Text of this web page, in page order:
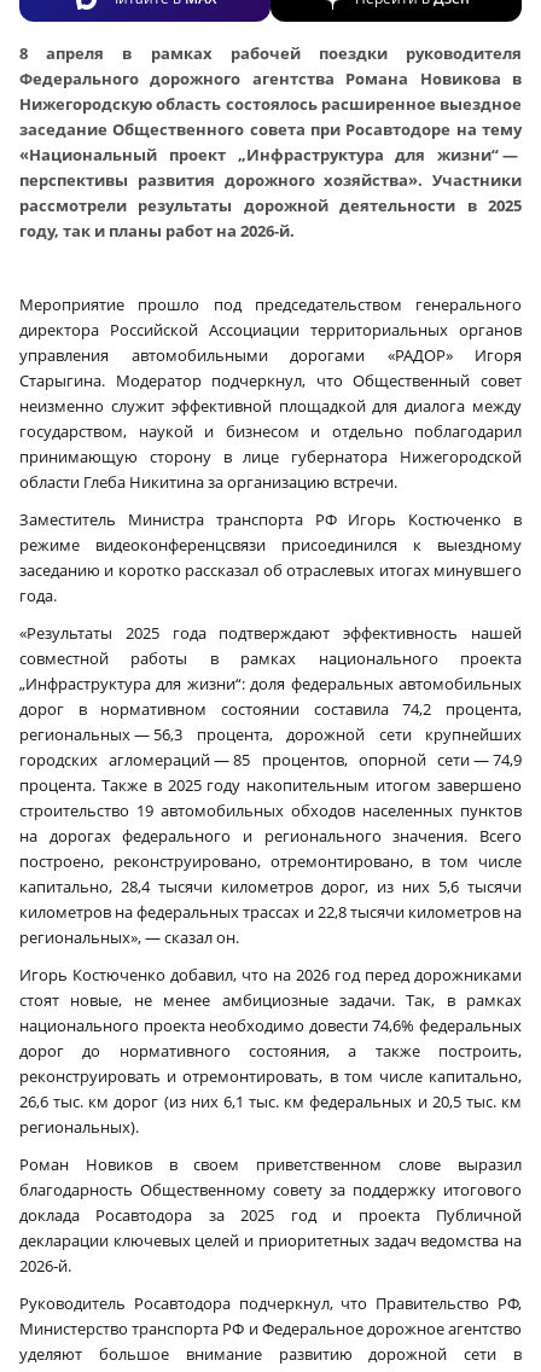
8 апреля в рамках рабочей поездки руководителя
Федерального дорожного агентства Романа Новикова в
Нижегородскую область состоялось расширенное выездное
заседание Общественного совета при Росавтодоре на тему
«Национальный проект „Инфраструктура для жизни“ —
перспективы развития дорожного хозяйства». Участники
рассмотрели результаты дорожной деятельности в 2025
году, так и планы работ на 2026‑й.
Мероприятие прошло под председательством генерального
директора Российской Ассоциации территориальных органов
управления автомобильными дорогами «РАДОР» Игоря
Старыгина. Модератор подчеркнул, что Общественный совет
неизменно служит эффективной площадкой для диалога между
государством, наукой и бизнесом и отдельно поблагодарил
принимающую сторону в лице губернатора Нижегородской
области Глеба Никитина за организацию встречи.
Заместитель Министра транспорта РФ Игорь Костюченко в
режиме видеоконференцсвязи присоединился к выездному
заседанию и коротко рассказал об отраслевых итогах минувшего
года.
«Результаты 2025 года подтверждают эффективность нашей
совместной работы в рамках национального проекта
„Инфраструктура для жизни“: доля федеральных автомобильных
дорог в нормативном состоянии составила 74,2 процента,
региональных — 56,3 процента, дорожной сети крупнейших
городских агломераций — 85 процентов, опорной сети — 74,9
процента. Также в 2025 году накопительным итогом завершено
строительство 19 автомобильных обходов населенных пунктов
на дорогах федерального и регионального значения. Всего
построено, реконструировано, отремонтировано, в том числе
капитально, 28,4 тысячи километров дорог, из них 5,6 тысячи
километров на федеральных трассах и 22,8 тысячи километров на
региональных», — сказал он.
Игорь Костюченко добавил, что на 2026 год перед дорожниками
стоят новые, не менее амбициозные задачи. Так, в рамках
национального проекта необходимо довести 74,6% федеральных
дорог до нормативного состояния, а также построить,
реконструировать и отремонтировать, в том числе капитально,
26,6 тыс. км дорог (из них 6,1 тыс. км федеральных и 20,5 тыс. км
региональных).
Роман Новиков в своем приветственном слове выразил
благодарность Общественному совету за поддержку итогового
доклада Росавтодора за 2025 год и проекта Публичной
декларации ключевых целей и приоритетных задач ведомства на
2026‑й.
Руководитель Росавтодора подчеркнул, что Правительство РФ,
Министерство транспорта РФ и Федеральное дорожное агентство
уделяют большое внимание развитию дорожной сети в